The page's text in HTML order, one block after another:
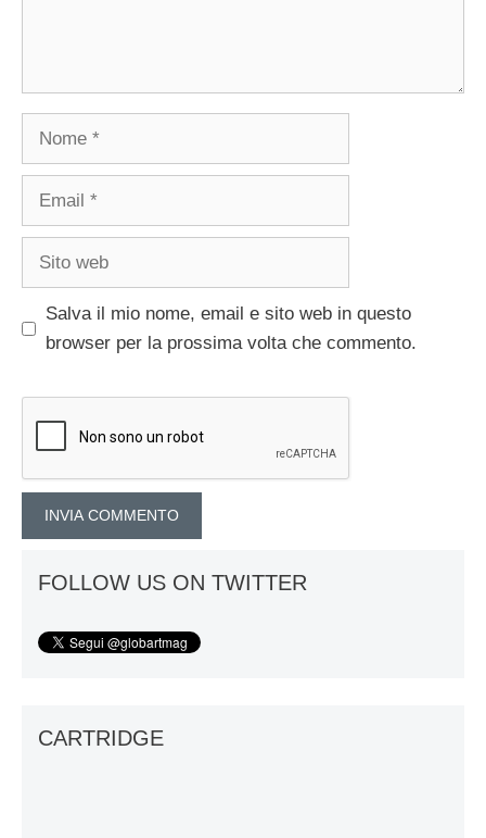
Nome
Email
Sito
Salva il mio nome, email e sito web in questo
browser per la prossima volta che commento.
FOLLOW US ON TWITTER
CARTRIDGE